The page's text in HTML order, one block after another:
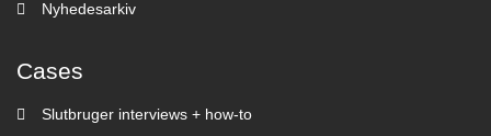
Nyhedesarkiv
Cases
Slutbruger interviews + how-to